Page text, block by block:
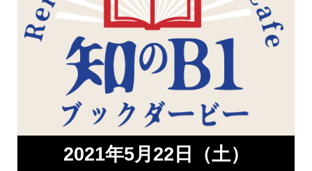
2021年5月22日（土）